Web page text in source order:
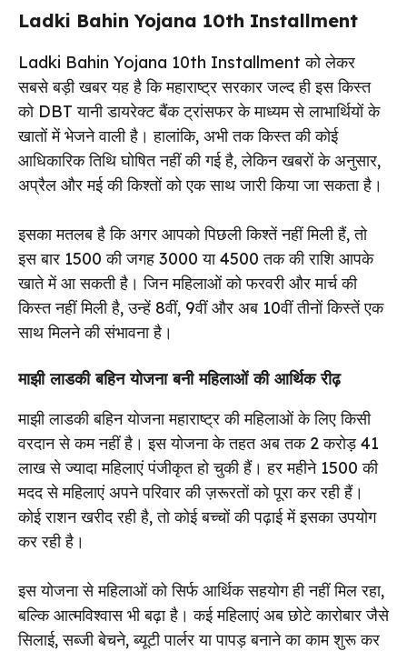
Ladki Bahin Yojana 10th Installment
Ladki Bahin Yojana 10th Installment को लेकर
सबसे बड़ी खबर यह है कि महाराष्ट्र सरकार जल्द ही इस किस्त
को DBT यानी डायरेक्ट बैंक ट्रांसफर के माध्यम से लाभार्थियों के
खातों में भेजने वाली है। हालांकि, अभी तक किस्त की कोई
आधिकारिक तिथि घोषित नहीं की गई है, लेकिन खबरों के अनुसार,
अप्रैल और मई की किश्तों को एक साथ जारी किया जा सकता है।
इसका मतलब है कि अगर आपको पिछली किश्तें नहीं मिली हैं, तो
इस बार ₹1500 की जगह ₹3000 या ₹4500 तक की राशि आपके
खाते में आ सकती है। जिन महिलाओं को फरवरी और मार्च की
किस्त नहीं मिली है, उन्हें 8वीं, 9वीं और अब 10वीं तीनों किस्तें एक
साथ मिलने की संभावना है।
माझी लाडकी बहिन योजना बनी महिलाओं की आर्थिक रीढ़
माझी लाडकी बहिन योजना महाराष्ट्र की महिलाओं के लिए किसी
वरदान से कम नहीं है। इस योजना के तहत अब तक 2 करोड़ 41
लाख से ज्यादा महिलाएं पंजीकृत हो चुकी हैं। हर महीने ₹1500 की
मदद से महिलाएं अपने परिवार की ज़रूरतों को पूरा कर रही हैं।
कोई राशन खरीद रही है, तो कोई बच्चों की पढ़ाई में इसका उपयोग
कर रही है।
इस योजना से महिलाओं को सिर्फ आर्थिक सहयोग ही नहीं मिल रहा,
बल्कि आत्मविश्वास भी बढ़ा है। कई महिलाएं अब छोटे कारोबार जैसे
सिलाई, सब्जी बेचने, ब्यूटी पार्लर या पापड़ बनाने का काम शुरू कर